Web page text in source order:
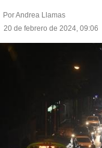
Por Andrea Llamas
20 de febrero de 2024, 09:06